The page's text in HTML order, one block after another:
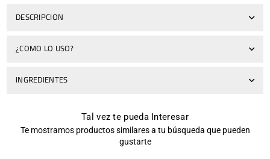
DESCRIPCION
¿COMO LO USO?
INGREDIENTES
Tal vez te pueda Interesar
Te mostramos productos similares a tu búsqueda que pueden
gustarte